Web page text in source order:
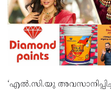
‘എൽ.സി.യു